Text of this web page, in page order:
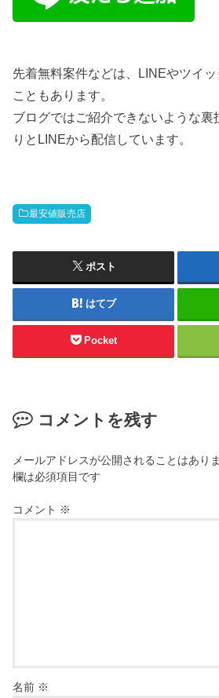
先着無料案件などは、LINEやツイ
こともあります。
ブログではご紹介できないような裏
りとLINEから配信しています。
最安値販売店
ポスト
はてブ
Pocket
コメントを残す
メールアドレスが公開されることはありま
欄は必須項目です
コメント ※
名前 ※